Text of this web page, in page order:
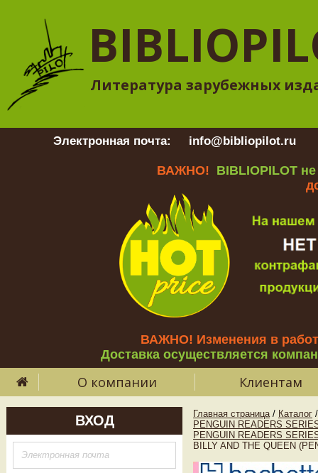
Литература зарубежных
Электронная почта: info@bibliopilot.ru
ВАЖНО! BIBLIOPILOT
ВАЖНО! Изменения в
Доставка осуществляется
О компании Клиентам
ВХОД Главная страница / Каталог /
PENGUIN READERS
PENGUIN READERS
BILLY AND THE QUEEN